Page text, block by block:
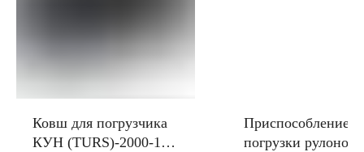
Ковш для погрузчика
КУН (TURS)-2000-1
Приспособление
погрузки рулонов